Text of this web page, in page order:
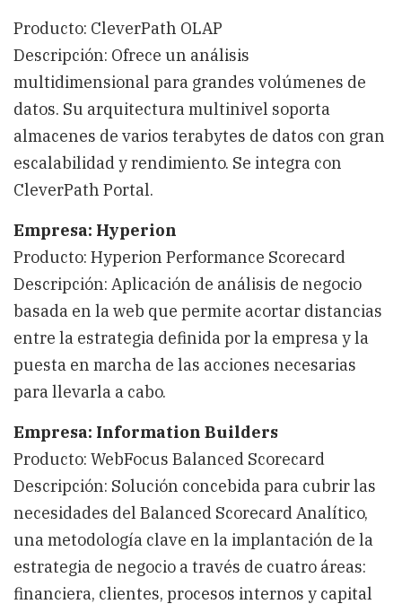
Producto: CleverPath OLAP
Descripción: Ofrece un análisis
multidimensional para grandes volúmenes de
datos. Su arquitectura multinivel soporta
almacenes de varios terabytes de datos con gran
escalabilidad y rendimiento. Se integra con
CleverPath Portal.
Empresa: Hyperion
Producto: Hyperion Performance Scorecard
Descripción: Aplicación de análisis de negocio
basada en la web que permite acortar distancias
entre la estrategia definida por la empresa y la
puesta en marcha de las acciones necesarias
para llevarla a cabo.
Empresa: Information Builders
Producto: WebFocus Balanced Scorecard
Descripción: Solución concebida para cubrir las
necesidades del Balanced Scorecard Analítico,
una metodología clave en la implantación de la
estrategia de negocio a través de cuatro áreas:
financiera, clientes, procesos internos y capital